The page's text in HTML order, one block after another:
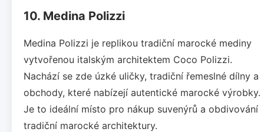
10. Medina Polizzi
Medina Polizzi je replikou tradiční marocké mediny
vytvořenou italským architektem Coco Polizzi.
Nachází se zde úzké uličky, tradiční řemeslné dílny a
obchody, které nabízejí autentické marocké výrobky.
Je to ideální místo pro nákup suvenýrů a obdivování
tradiční marocké architektury.